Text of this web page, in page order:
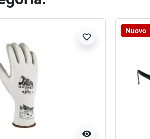
visibility
favorite_border
Nuovo